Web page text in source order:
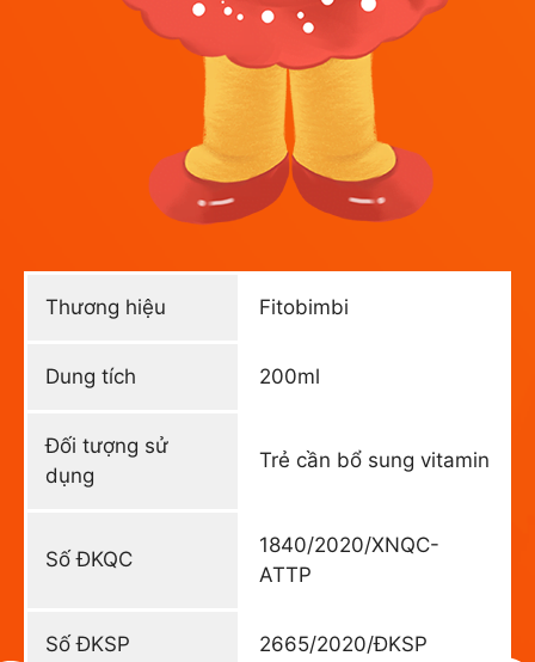
Thương hiệu Fitobimbi
Dung tích 200ml
Đối tượng sử
dụng
Trẻ cần bổ sung vitamin
Số ĐKQC
1840/2020/XNQC-
ATTP
Số ĐKSP 2665/2020/ĐKSP